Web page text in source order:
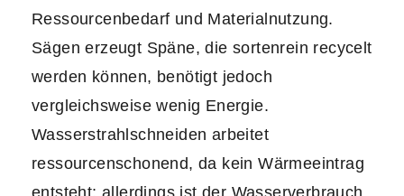
Ressourcenbedarf und Materialnutzung.
Sägen erzeugt Späne, die sortenrein recycelt
werden können, benötigt jedoch
vergleichsweise wenig Energie.
Wasserstrahlschneiden arbeitet
ressourcenschonend, da kein Wärmeeintrag
entsteht; allerdings ist der Wasserverbrauch